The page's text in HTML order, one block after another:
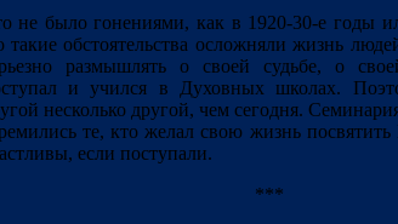
не было гонениями, как в 1920-30-е годы
такие обстоятельства осложняли жизнь
размышлять о своей судьбе, о
и учился в Духовных школах.
несколько другой, чем сегодня.
те, кто желал свою жизнь
если поступали.
***